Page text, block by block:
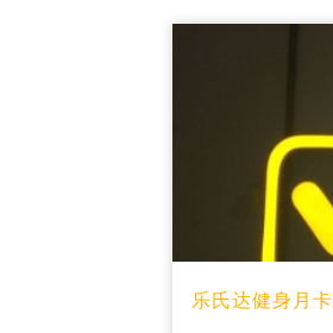
乐氏达健身月卡